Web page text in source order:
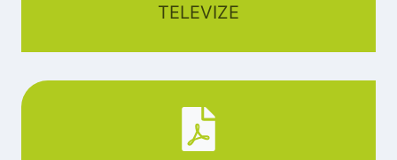
TELEVIZE